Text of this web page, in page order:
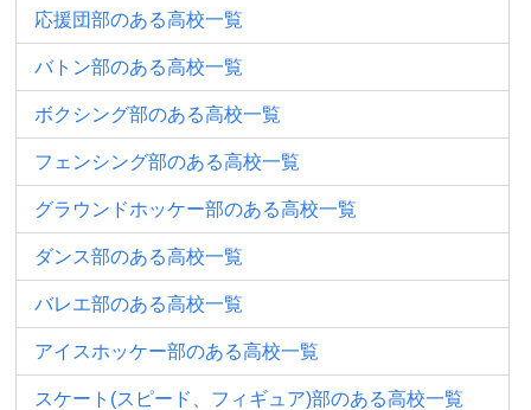
応援団部のある高校一覧
バトン部のある高校一覧
ボクシング部のある高校一覧
フェンシング部のある高校一覧
グラウンドホッケー部のある高校一覧
ダンス部のある高校一覧
バレエ部のある高校一覧
アイスホッケー部のある高校一覧
スケート(スピード、フィギュア)部のある高校一覧